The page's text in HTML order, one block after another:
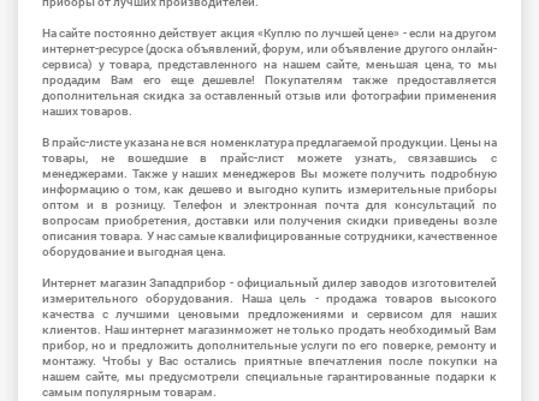
На сайте постоянно действует акция «Куплю по лучшей цене» - если на другом
интернет-ресурсе (доска объявлений, форум, или объявление другого онлайн-
сервиса) у товара, представленного на нашем сайте, меньшая цена, то мы
продадим Вам его еще дешевле! Покупателям также предоставляется
дополнительная скидка за оставленный отзыв или фотографии применения
наших товаров.
В прайс-листе указана не вся номенклатура предлагаемой продукции. Цены на
товары, не вошедшие в прайс-лист можете узнать, связавшись с
менеджерами. Также у наших менеджеров Вы можете получить подробную
информацию о том, как дешево и выгодно купить измерительные приборы
оптом и в розницу. Телефон и электронная почта для консультаций по
вопросам приобретения, доставки или получения скидки приведены возле
описания товара. У нас самые квалифицированные сотрудники, качественное
оборудование и выгодная цена.
Интернет магазин Западприбор - официальный дилер заводов изготовителей
измерительного оборудования. Наша цель - продажа товаров высокого
качества с лучшими ценовыми предложениями и сервисом для наших
клиентов. Наш интернет магазинможет не только продать необходимый Вам
прибор, но и предложить дополнительные услуги по его поверке, ремонту и
монтажу. Чтобы у Вас остались приятные впечатления после покупки на
нашем сайте, мы предусмотрели специальные гарантированные подарки к
самым популярным товарам.